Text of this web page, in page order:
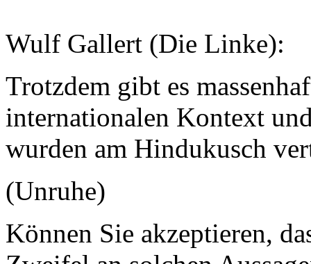
Wulf Gallert (Die Linke):
Trotzdem gibt es
internationalen Kontext
wurden am Hindukusch
(Unruhe)
Können Sie akzeptieren,